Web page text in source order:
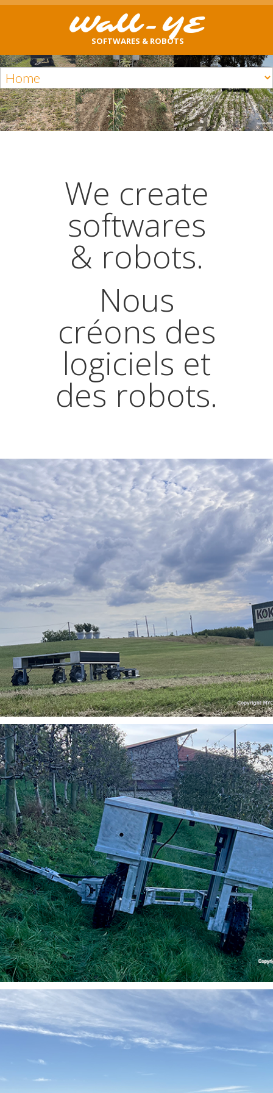
Wall-YE
SOFTWARES & ROBOTS
We create
softwares
& robots.
Nous
créons des
logiciels et
des robots.